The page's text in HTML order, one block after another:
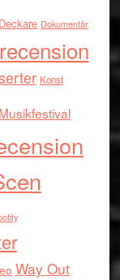
Deckare Dokumentär
Konst
Musikfestival
Way Out